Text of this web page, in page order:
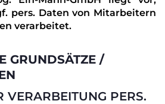
pers. Daten von Mitarbeitern
verarbeitet.
GRUNDSÄTZE /
VERARBEITUNG PERS.